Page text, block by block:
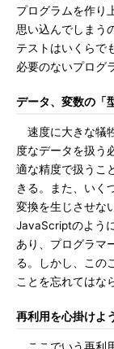
プログラムを作り
思い込んでしまう
テストはいくらで
必要のないプログ
データ、変数の「
速度に大きな犠
度なデータを扱う
適な精度で扱うこ
きる。また、いく
変換を生じさせな
JavaScriptのよう
あり、プログラマ
る。しかし、この
ことを忘れてはな
再利用を心掛けよ